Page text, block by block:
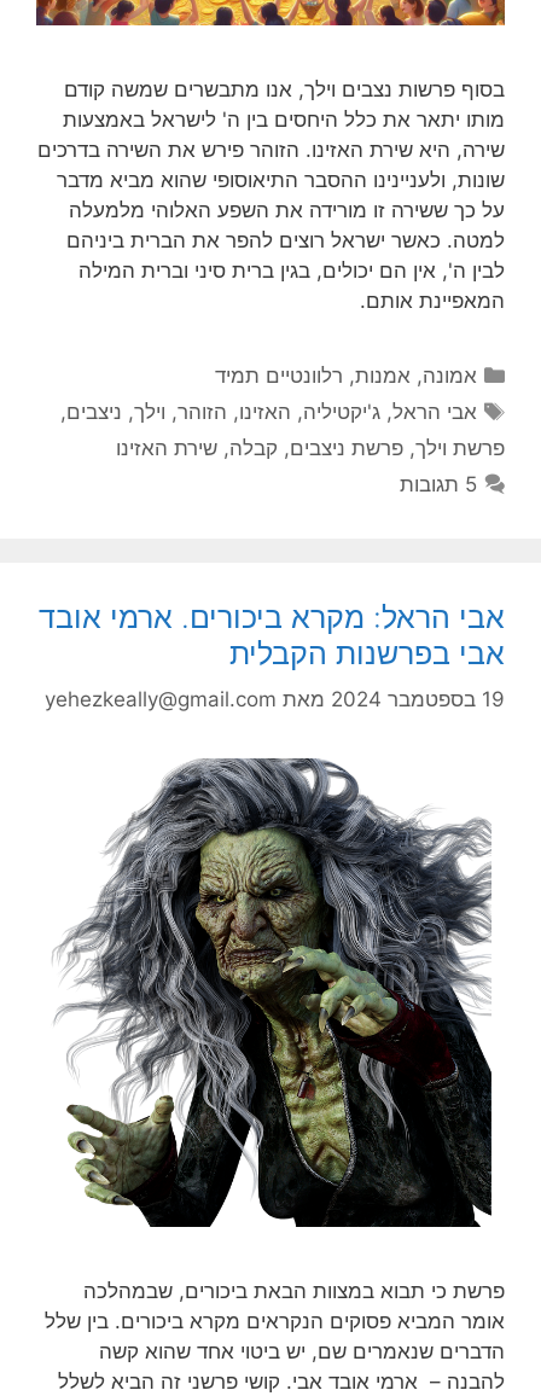
בסוף פרשות נצבים וילך, אנו מתבשרים שמשה קודם
מותו יתאר את כלל היחסים בין ה' לישראל באמצעות
שירה, היא שירת האזינו. הזוהר פירש את השירה בדרכים
שונות, ולעניינינו ההסבר התיאוסופי שהוא מביא מדבר
על כך ששירה זו מורידה את השפע האלוהי מלמעלה
למטה. כאשר ישראל רוצים להפר את הברית ביניהם
לבין ה', אין הם יכולים, בגין ברית סיני וברית המילה
המאפיינת אותם.
קטגוריות
אמונה, אמנות, רלוונטיים תמיד
תגיות
אבי הראל,ג'יקטיליה, האזינו, הזוהר, וילך, ניצבים,
פרשת וילך, פרשת ניצבים, קבלה, שירת האזינו
5 תגובות
אבי הראל: מקרא ביכורים. ארמי אובד
אבי בפרשנות הקבלית
19 בספטמבר 2024 מאת yehezkeally@gmail.com
פרשת כי תבוא במצוות הבאת ביכורים, שבמהלכה
אומר המביא פסוקים הנקראים מקרא ביכורים. בין שלל
הדברים שנאמרים שם, יש ביטוי אחד שהוא קשה
להבנה – ארמי אובד אבי. קושי פרשני זה הביא לשלל